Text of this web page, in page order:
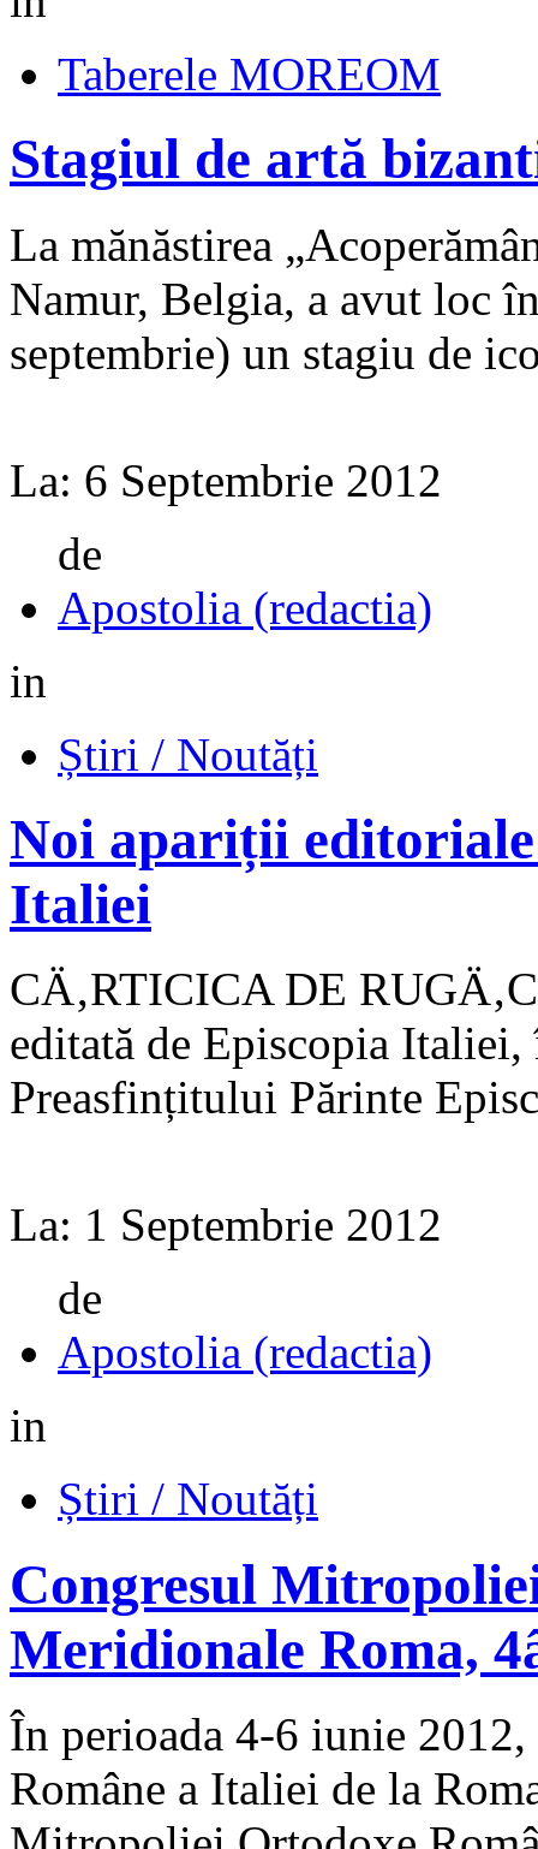
Taberele MOREOM
Stagiul de artă
La mănăstirea
Namur, Belgia, a avut loc
septembrie) un stagiu de
La: 6 Septembrie 2012
de
Apostolia (redactia)
in
Știri / Noutăți
Noi apariții
Italiei
CÄ‚RTICICA DE
editată de Episcopia
Preasfințitului Părinte
La: 1 Septembrie 2012
de
Apostolia (redactia)
in
Știri / Noutăți
Congresul
Meridionale Roma,
În perioada 4‑6 iunie
Române a Italiei de la